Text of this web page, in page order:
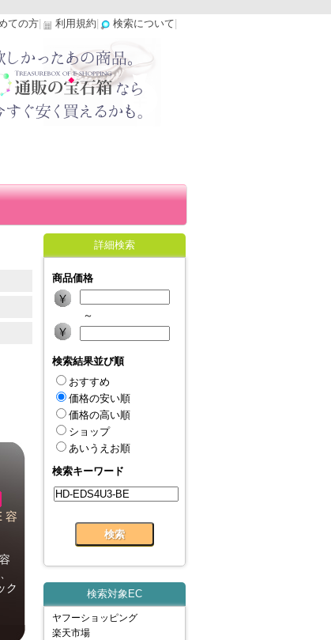
ての方 利用規約 検索について
容
ク
詳細検索
商品価格
～
検索結果並び順
おすすめ
価格の安い順
価格の高い順
ショップ
あいうえお順
検索キーワード
検索対象EC
ヤフーショッピング
楽天市場